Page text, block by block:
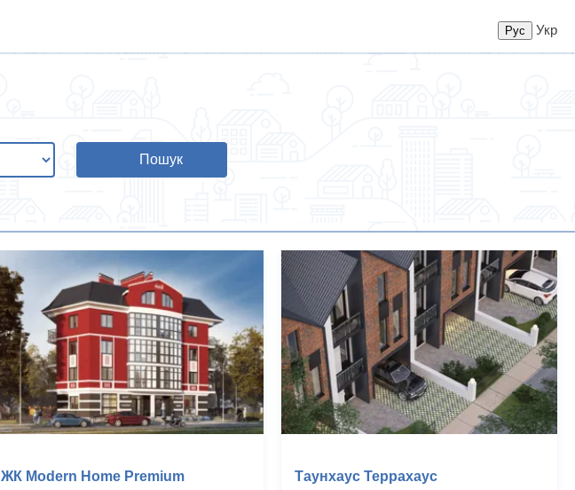
Укр
Пошук
ЖК Modern Home Premium Таунхаус Террахаус